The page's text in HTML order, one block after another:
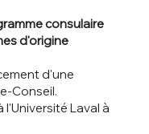
consulaire
d'origine
d'une
Conseil.
Laval à